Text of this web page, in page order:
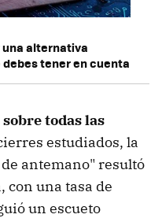
una alternativa
tener en cuenta
todas las
estudiados, la
antemano" resultó
con una tasa de
un escueto